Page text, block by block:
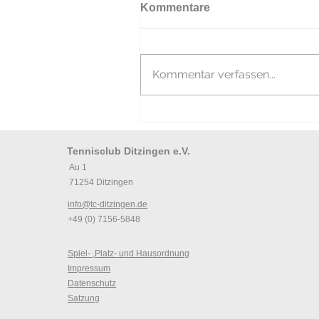
Kommentare
Kommentar verfassen...
Tennisclub Ditzingen e.V.
Au 1
71254 Ditzingen
info@tc-ditzingen.de
+49 (0) 7156-5848
Spiel- ,Platz- und Hausordnung
Impressum
Datenschutz
Satzung